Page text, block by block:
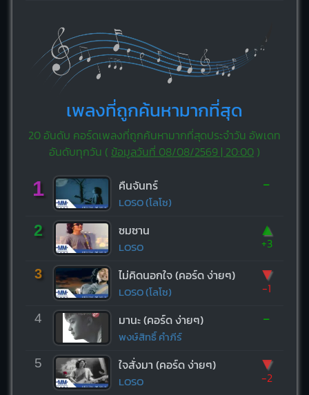
เพลงที่ถูกค้นหามากที่สุด
20 อันดับ คอร์ดเพลงที่ถูกค้นหามากที่สุดประจำวัน อัพเดท
อันดับทุกวัน ( ข้อมูลวันที่ 08/08/2569 | 20:00)
1 คืนจันทร์
LOSO (โลโซ)
-
2 ซมซาน
LOSO
▲
+3
3 ไม่คิดนอกใจ (คอร์ด ง่ายๆ)
LOSO (โลโซ)
▼
-1
4 มานะ (คอร์ด ง่ายๆ)
พงษ์สิทธิ์ คำภีร์
-
5 ใจสั่งมา (คอร์ด ง่ายๆ)
LOSO
▼
-2